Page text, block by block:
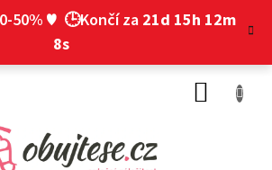
50% ♥ 🕒Končí za 21d 15h 12m
7s